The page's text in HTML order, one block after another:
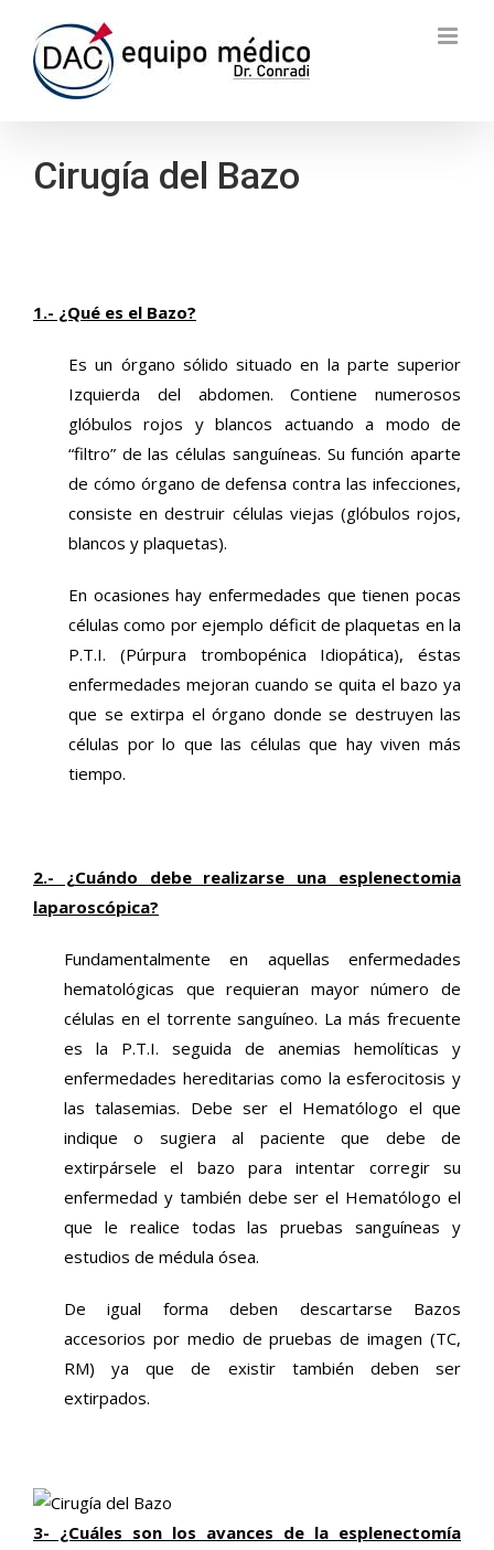
content
Cirugía del Bazo
1.- ¿Qué es el Bazo?
Es un órgano sólido situado en la parte superior
Izquierda del abdomen. Contiene numerosos
glóbulos rojos y blancos actuando a modo de
“filtro” de las células sanguíneas. Su función aparte
de cómo órgano de defensa contra las infecciones,
consiste en destruir células viejas (glóbulos rojos,
blancos y plaquetas).
En ocasiones hay enfermedades que tienen pocas
células como por ejemplo déficit de plaquetas en la
P.T.I. (Púrpura trombopénica Idiopática), éstas
enfermedades mejoran cuando se quita el bazo ya
que se extirpa el órgano donde se destruyen las
células por lo que las células que hay viven más
tiempo.
2.- ¿Cuándo debe realizarse una esplenectomia
laparoscópica?
Fundamentalmente en aquellas enfermedades
hematológicas que requieran mayor número de
células en el torrente sanguíneo. La más frecuente
es la P.T.I. seguida de anemias hemolíticas y
enfermedades hereditarias como la esferocitosis y
las talasemias. Debe ser el Hematólogo el que
indique o sugiera al paciente que debe de
extirpársele el bazo para intentar corregir su
enfermedad y también debe ser el Hematólogo el
que le realice todas las pruebas sanguíneas y
estudios de médula ósea.
De igual forma deben descartarse Bazos
accesorios por medio de pruebas de imagen (TC,
RM) ya que de existir también deben ser
extirpados.
3- ¿Cuáles son los avances de la esplenectomía